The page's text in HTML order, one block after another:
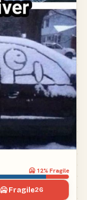
🥶12% Fragile
🥶 Fragile26